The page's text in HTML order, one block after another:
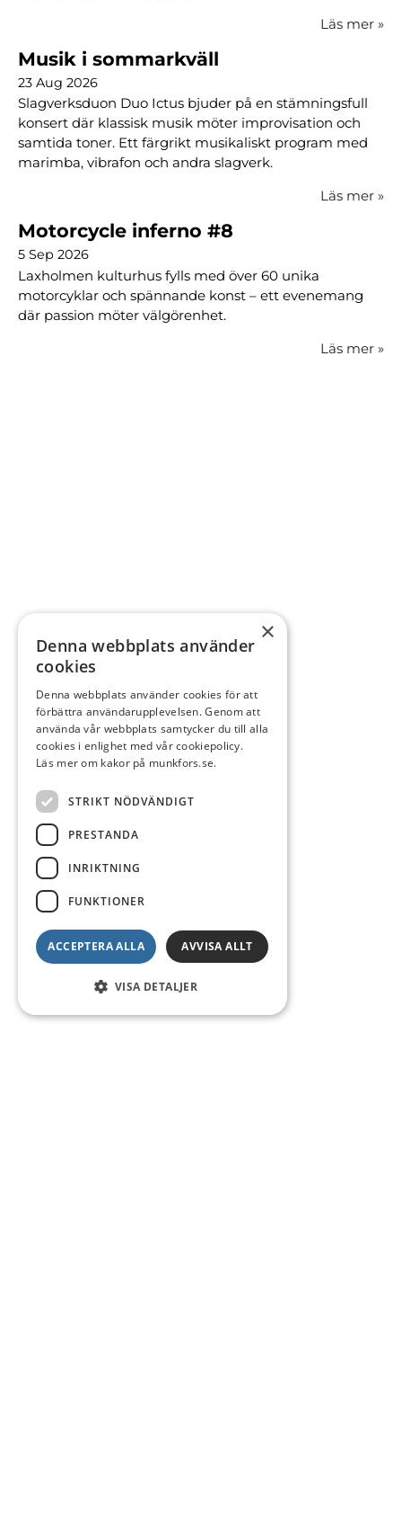
Läs mer »
Musik i sommarkväll
23 Aug 2026
Slagverksduon Duo Ictus bjuder på en stämningsfull
konsert där klassisk musik möter improvisation och
samtida toner. Ett färgrikt musikaliskt program med
marimba, vibrafon och andra slagverk.
Läs mer »
Motorcycle inferno #8
5 Sep 2026
Laxholmen kulturhus fylls med över 60 unika
motorcyklar och spännande konst – ett evenemang
där passion möter välgörenhet.
Läs mer »
×
Denna webbplats använder
cookies
Denna webbplats använder cookies för att
förbättra användarupplevelsen. Genom att
använda vår webbplats samtycker du till alla
cookies i enlighet med vår cookiepolicy.
Läs mer om kakor på munkfors.se.
STRIKT NÖDVÄNDIGT
PRESTANDA
INRIKTNING
FUNKTIONER
ACCEPTERA ALLA AVVISA ALLT
VISA DETALJER